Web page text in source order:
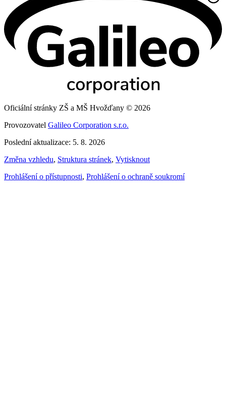
Oficiální stránky ZŠ a MŠ Hvožďany © 2026
Provozovatel Galileo Corporation s.r.o.
Poslední aktualizace: 5. 8. 2026
Změna vzhledu, Struktura stránek, Vytisknout
Prohlášení o přístupnosti, Prohlášení o ochraně soukromí